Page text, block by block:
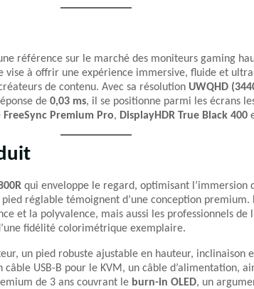
référence sur le marché des moniteurs gaming
vise à offrir une expérience immersive, fluide et
de contenu. Avec sa résolution UWQHD
de 0,03 ms, il se positionne parmi les écrans
FreeSync Premium Pro, DisplayHDR True Black 400
qui enveloppe le regard, optimisant l’immersion
réglable témoignent d’une conception
et la polyvalence, mais aussi les professionnels de
fidélité colorimétrique exemplaire.
un pied robuste ajustable en hauteur, inclinaison
câble USB-B pour le KVM, un câble d’alimentation,
de 3 ans couvrant le burn-in OLED, un